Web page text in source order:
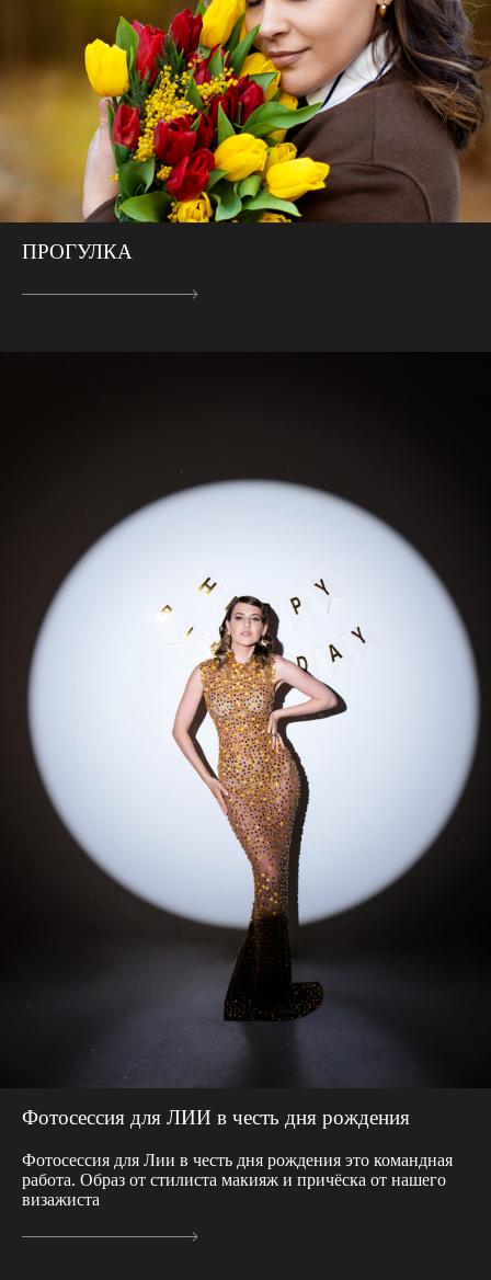
ПРОГУЛКА
Фотосессия для ЛИИ в честь дня рождения
Фотосессия для Лии в честь дня рождения это командная
работа. Образ от стилиста макияж и причёска от нашего
визажиста